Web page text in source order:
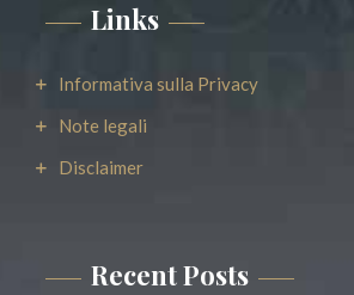
Links
Informativa sulla Privacy
Note legali
Disclaimer
Recent Posts